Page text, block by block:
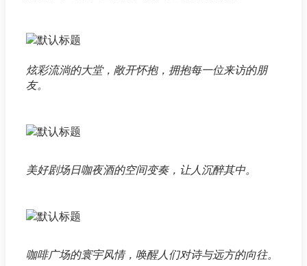
炫彩流淌的大堂，敞开怀抱，拥抱每一位来访的朋
友。
美好剧场日咖夜酒的空间变奏，让人沉醉其中。
咖啡广场的寰宇风情，唤醒人们对诗与远方的向往。